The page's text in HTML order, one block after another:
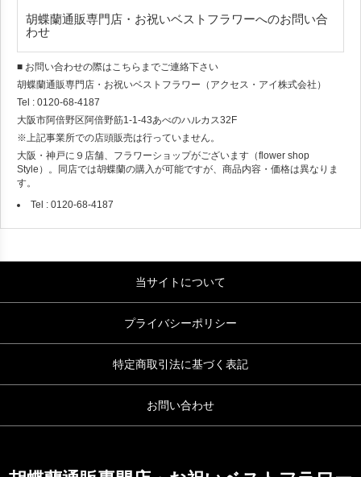
胡蝶蘭通販専門店・お祝いベストフラワーへのお問い合
わせ
■ お問い合わせの際はこちらまでご連絡下さい
胡蝶蘭通販専門店・お祝いベストフラワー（アクセス・アイ株式会社）
Tel : 0120-68-4187
大阪市阿倍野区阿倍野筋1-1-43あべのハルカス32F
※上記事業所での店頭販売は行っていません。
大阪・神戸に９店舗、フラワーショップがございます（flower shop
Style）。同店では胡蝶蘭の購入が可能ですが、商品内容・価格は異なりま
す。
Tel : 0120-68-4187
当サイトについて
プライバシーポリシー
特定商取引法に基づく表記
お問い合わせ